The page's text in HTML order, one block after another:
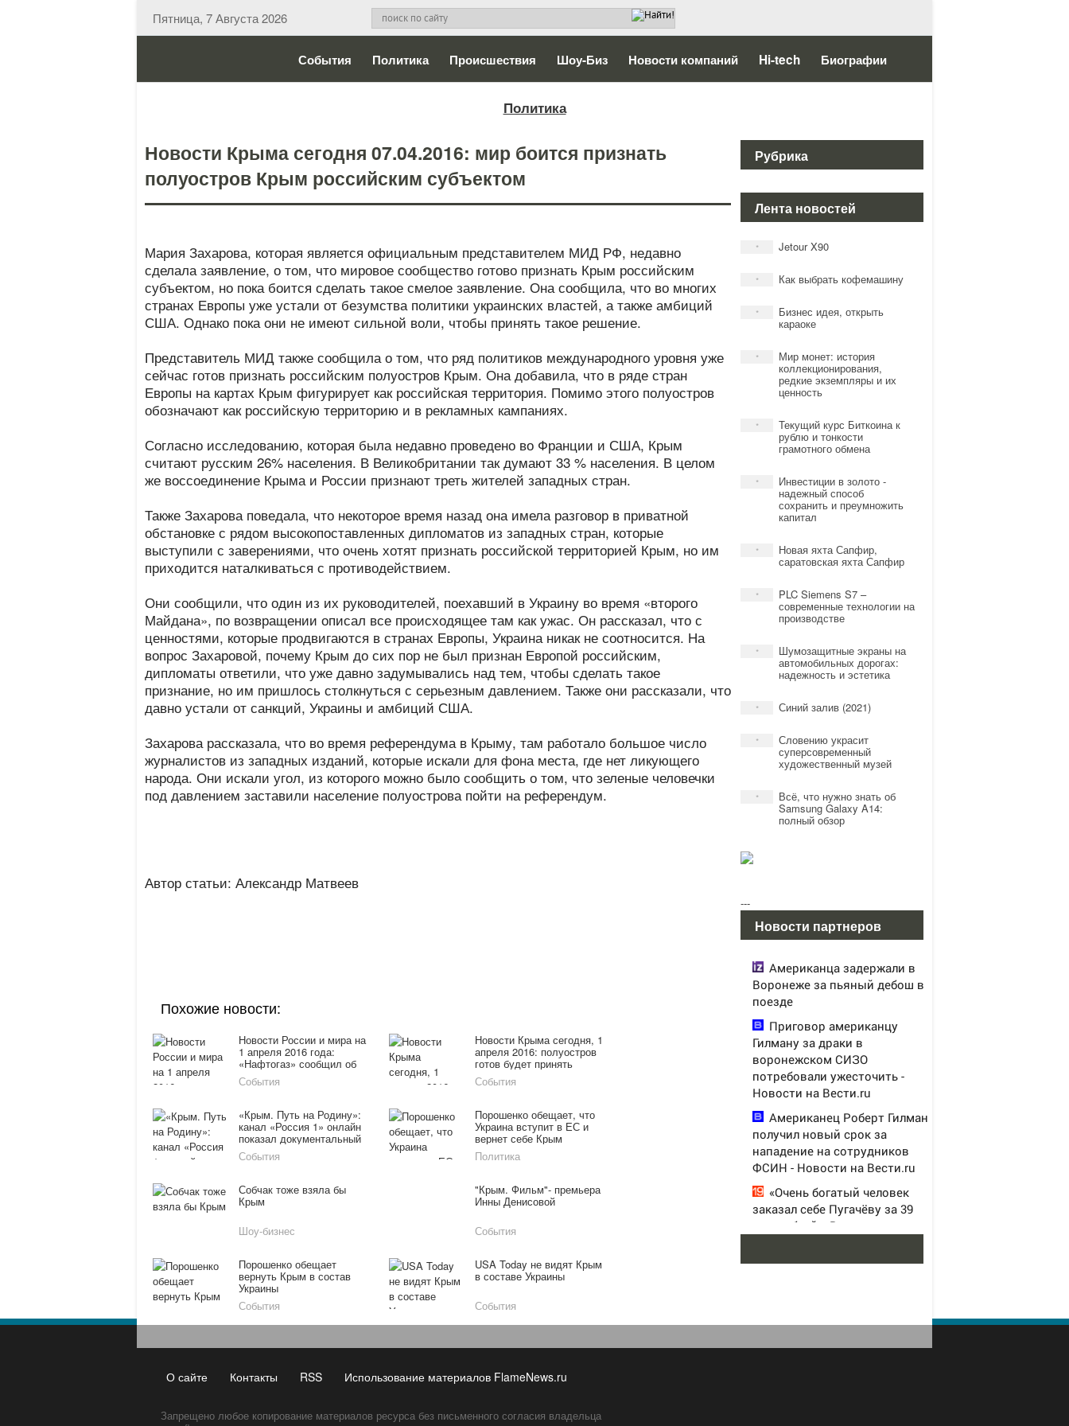
Пятница, 7 Августа 2026
События Политика Происшествия Шоу-Биз Новости компаний Hi-tech Биографии
Политика
Новости Крыма сегодня 07.04.2016: мир боится признать
полуостров Крым российским субъектом
Мария Захарова, которая является официальным представителем МИД РФ, недавно
сделала заявление, о том, что мировое сообщество готово признать Крым российским
субъектом, но пока боится сделать такое смелое заявление. Она сообщила, что во многих
странах Европы уже устали от безумства политики украинских властей, а также амбиций
США. Однако пока они не имеют сильной воли, чтобы принять такое решение.
Представитель МИД также сообщила о том, что ряд политиков международного уровня уже
сейчас готов признать российским полуостров Крым. Она добавила, что в ряде стран
Европы на картах Крым фигурирует как российская территория. Помимо этого полуостров
обозначают как российскую территорию и в рекламных кампаниях.
Согласно исследованию, которая была недавно проведено во Франции и США, Крым
считают русским 26% населения. В Великобритании так думают 33 % населения. В целом
же воссоединение Крыма и России признают треть жителей западных стран.
Также Захарова поведала, что некоторое время назад она имела разговор в приватной
обстановке с рядом высокопоставленных дипломатов из западных стран, которые
выступили с заверениями, что очень хотят признать российской территорией Крым, но им
приходится наталкиваться с противодействием.
Они сообщили, что один из их руководителей, поехавший в Украину во время «второго
Майдана», по возвращении описал все происходящее там как ужас. Он рассказал, что с
ценностями, которые продвигаются в странах Европы, Украина никак не соотносится. На
вопрос Захаровой, почему Крым до сих пор не был признан Европой российским,
дипломаты ответили, что уже давно задумывались над тем, чтобы сделать такое
признание, но им пришлось столкнуться с серьезным давлением. Также они рассказали, что
давно устали от санкций, Украины и амбиций США.
Захарова рассказала, что во время референдума в Крыму, там работало большое число
журналистов из западных изданий, которые искали для фона места, где нет ликующего
народа. Они искали угол, из которого можно было сообщить о том, что зеленые человечки
под давлением заставили население полуострова пойти на референдум.
Автор статьи: Александр Матвеев
Похожие новости:
Новости России и мира на
1 апреля 2016 года:
«Нафтогаз» сообщил об
отказе от российского
газа без скидки
События
Новости Крыма сегодня, 1
апреля 2016: полуостров
готов будет принять
Олимпиаду уже через
десять лет
События
«Крым. Путь на Родину»:
канал «Россия 1» онлайн
показал документальный
фильм
События
Порошенко обещает, что
Украина вступит в ЕС и
вернет себе Крым
Политика
Собчак тоже взяла бы
Крым
Шоу-бизнес
"Крым. Фильм"- премьера
Инны Денисовой
События
Порошенко обещает
вернуть Крым в состав
Украины
События
USA Today не видят Крым
в составе Украины
События
Рубрика
Лента новостей
* Jetour X90
* Как выбрать кофемашину
* Бизнес идея, открыть
караоке
* Мир монет: история
коллекционирования,
редкие экземпляры и их
ценность
* Текущий курс Биткоина к
рублю и тонкости
грамотного обмена
* Инвестиции в золото -
надежный способ
сохранить и преумножить
капитал
* Новая яхта Сапфир,
саратовская яхта Сапфир
* PLC Siemens S7 –
современные технологии на
производстве
* Шумозащитные экраны на
автомобильных дорогах:
надежность и эстетика
* Синий залив (2021)
* Словению украсит
суперсовременный
художественный музей
* Всё, что нужно знать об
Samsung Galaxy A14:
полный обзор
---
Новости партнеров
Американца задержали в
Воронеже за пьяный дебош в
поезде
Приговор американцу
Гилману за драки в
воронежском СИЗО
потребовали ужесточить -
Новости на Вести.ru
Американец Роберт Гилман
получил новый срок за
нападение на сотрудников
ФСИН - Новости на Вести.ru
«Очень богатый человек
заказал себе Пугачёву за 39
млн рублей»: Вот что ответила
Один из крупнейших
О сайте Контакты RSS Использование материалов FlameNews.ru
Запрещено любое копирование материалов ресурса без письменного согласия владельца